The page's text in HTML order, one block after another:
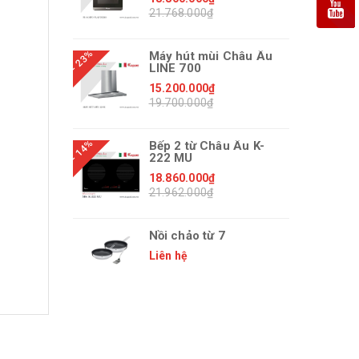
21.768.000₫
- 23%
Máy hút mùi Châu Âu
LINE 700
15.200.000₫
19.700.000₫
- 14%
Bếp 2 từ Châu Âu K-
222 MU
18.860.000₫
21.962.000₫
Nồi chảo từ 7
Liên hệ